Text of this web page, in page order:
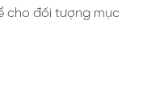
cho đối tượng mục